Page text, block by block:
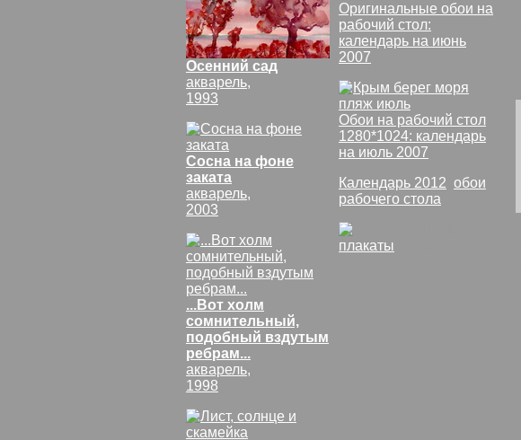
Осенний сад
акварель,
1993
Сосна на фоне
заката
акварель,
2003
...Вот холм
сомнительный,
подобный вздутым
ребрам...
акварель,
1998
Оригинальные обои на
рабочий стол:
календарь на июнь
2007
Обои на рабочий стол
1280*1024: календарь
на июль 2007
Календарь 2012 обои
рабочего стола
плакаты